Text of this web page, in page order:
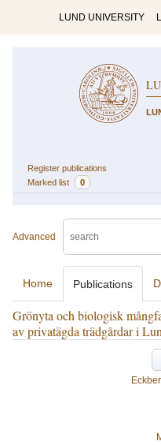
LUND UNIVERSITY
Register publications
Marked list
0
Advanced
Home Publications
Grönyta och biologisk
av privatägda trädgårdar i